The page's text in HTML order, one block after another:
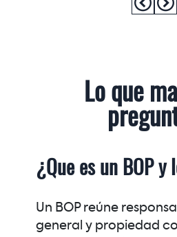
Lo que
¿Que es un BOP y
Un BOP reúne
general y propiedad